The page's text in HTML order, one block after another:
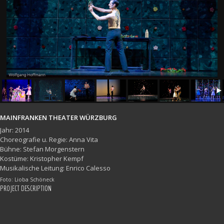
MAINFRANKEN THEATER WÜRZBURG
Jahr: 2014
Choreografie u. Regie: Anna Vita
Bühne: Stefan Morgenstern
Kostüme: Kristopher Kempf
Musikalische Leitung: Enrico Calesso
Foto: Lioba Schöneck
PROJECT DESCRIPTION